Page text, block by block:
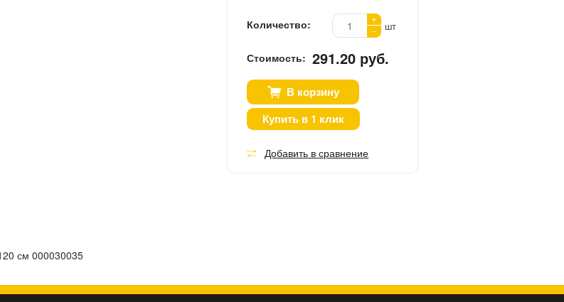
Количество:
+
-
шт
Стоимость: 291.20 руб.
В корзину
Купить в 1 клик
Добавить в сравнение
см 000030035